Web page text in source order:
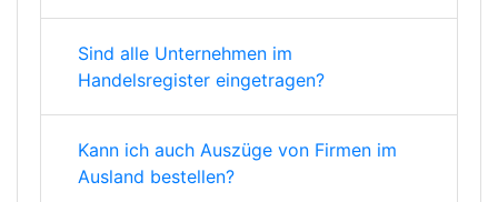
Sind alle Unternehmen im
Handelsregister eingetragen?
Kann ich auch Auszüge von Firmen im
Ausland bestellen?